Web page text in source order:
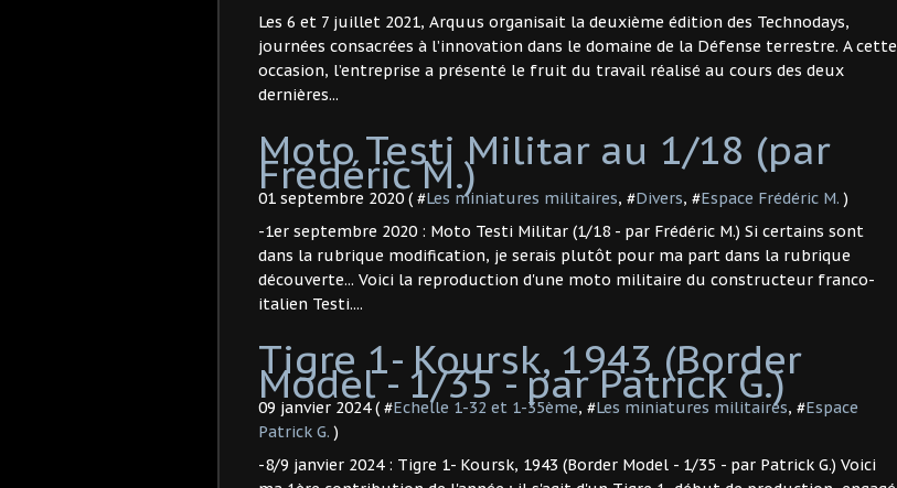
Les 6 et 7 juillet 2021, Arquus organisait la deuxième édition des Technodays,
journées consacrées à l’innovation dans le domaine de la Défense terrestre. A cette
occasion, l’entreprise a présenté le fruit du travail réalisé au cours des deux
dernières...
Moto Testi Militar au 1/18 (par
Frédéric M.)
01 septembre 2020 ( #Les miniatures militaires, #Divers, #Espace Frédéric M. )
-1er septembre 2020 : Moto Testi Militar (1/18 - par Frédéric M.) Si certains sont
dans la rubrique modification, je serais plutôt pour ma part dans la rubrique
découverte... Voici la reproduction d'une moto militaire du constructeur franco-
italien Testi....
Tigre 1- Koursk, 1943 (Border
Model - 1/35 - par Patrick G.) ​
09 janvier 2024 ( #Echelle 1-32 et 1-35ème, #Les miniatures militaires, #Espace
Patrick G. )
-8/9 janvier 2024 : Tigre 1- Koursk, 1943 (Border Model - 1/35 - par Patrick G.) Voici